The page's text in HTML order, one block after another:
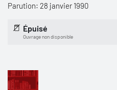
Parution: 28 janvier 1990
Épuisé
Ouvrage non disponible